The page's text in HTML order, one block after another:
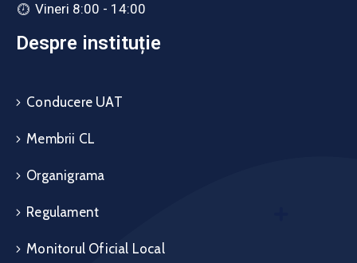
Vineri 8:00 - 14:00
Despre instituție
Conducere UAT
Membrii CL
Organigrama
Regulament
Monitorul Oficial Local